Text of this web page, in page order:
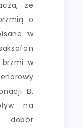
że
o
w
brzmi w
B.
na